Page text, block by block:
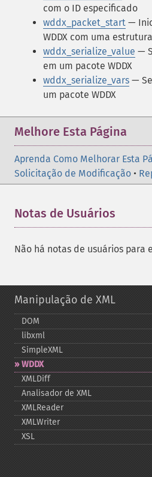
com o ID especificado
wddx_packet_start —
WDDX com uma
wddx_serialize_value —
em um pacote WDDX
wddx_serialize_vars —
um pacote WDDX
Melhore Esta Página
Aprenda Como Melhorar Esta
Solicitação de Modificação •
Notas de Usuários
Não há notas de usuários para
Manipulação de XML
DOM
libxml
SimpleXML
WDDX
XMLDiff
Analisador de XML
XMLReader
XMLWriter
XSL